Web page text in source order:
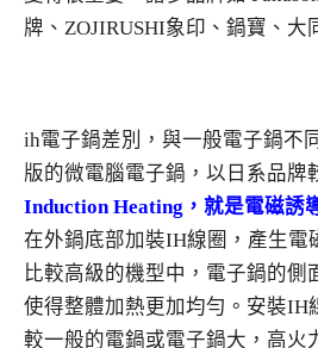
牌、ZOJIRUSHI象印、鍋寶、大
ih電子鍋差別，與一般電子鍋不
版的微電腦電子鍋，以日系品牌
Induction Heating，就是電磁誘
在外鍋底部加裝IH線圈，產生電
比較高級的機型中，電子鍋的側
使得整體加熱更加均勻。安裝IH
較一般的電鍋或電子鍋大，高火